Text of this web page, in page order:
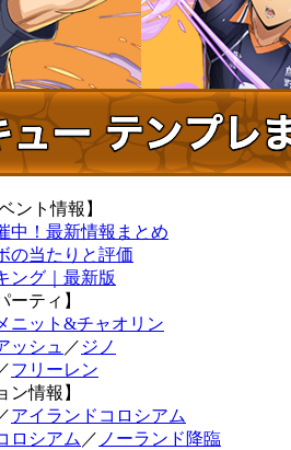
ント情報】
中！最新情報まとめ
の当たりと評価
ング｜最新版
ーティ】
ニット&チャオリン
ッシュ ／ ジノ
フリーレン
ン情報】
アイランドコロシアム
ロシアム ／ ノーランド降臨